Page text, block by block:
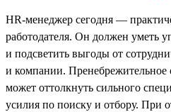
HR-менеджер сегодня —
работодателя. Он должен уметь
и подсветить выгоды от
и компании.
может оттолкнуть сильного
усилия по поиску и отбору. При